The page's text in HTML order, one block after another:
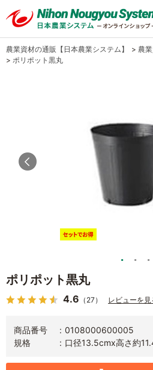
農業資材の通販【日本農業システム】 > 農
> ポリポット黒丸
ポリポット黒丸
4.6 （27） レビューを見
商品番号
0108000600005
規格
口径13.5cmx高さ約